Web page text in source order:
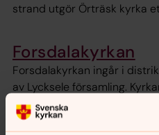
strand utgör Örträsk kyrka
Forsdalakyrkan
Forsdalakyrkan ingår i
av Lycksele församling.
bostadsområdet Forsdala,